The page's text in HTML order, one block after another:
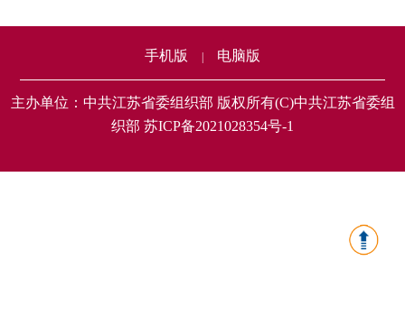
手机版 电脑版
主办单位：中共江苏省委组织部 版权所有(C)中共江苏省委组
织部 苏ICP备2021028354号-1